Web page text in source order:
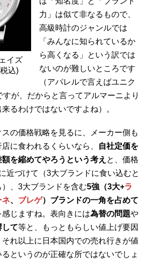
イズ
込)
力」は似て非なるもので、
高級時計のジャンルでは
「みんなに知られているか
ら高くなる」という訳では
ないのが難しいところです
（アパレルで言えばユニク
すが、だからと言ってアルマーニより
るわけではないですよね）。
の価格戦略を見るに、メーカー側も
に食われるくらいなら、
自社定価を
額を縮めてやろうという考え と、価格
近づけて（3大ブランドに食い込むと
、3大ブランドを含む5強（3大+ラ
ネ、 ブレゲ）ブランドの一角を占めて
感じますね。表向きには為替の問題や
て等と、もっともらしい値上げ要因
れ以上に日本国内での売れ行きが値
るというのが正確な所ではないでしょ